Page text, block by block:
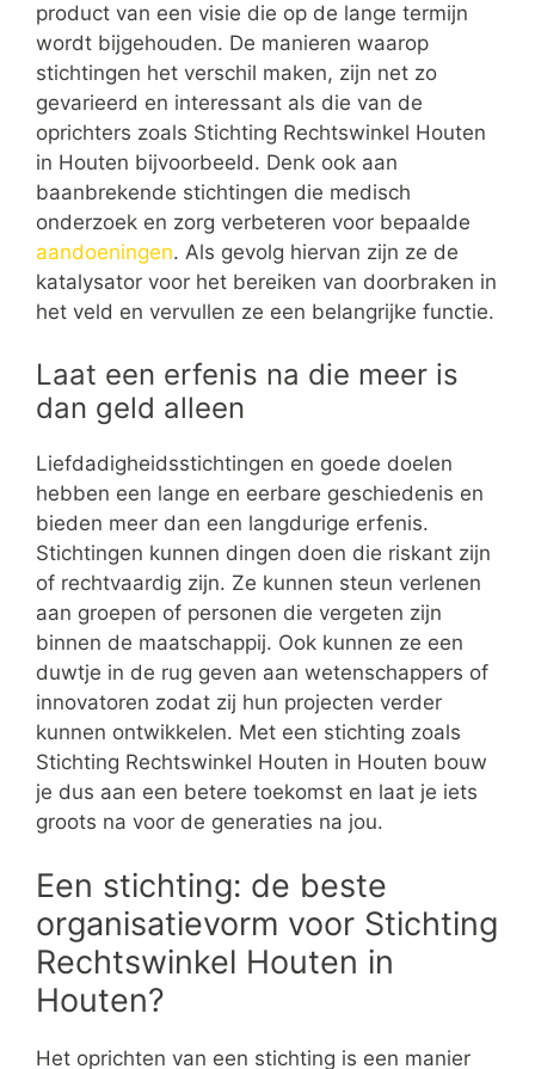
product van een visie die op de lange termijn
wordt bijgehouden. De manieren waarop
stichtingen het verschil maken, zijn net zo
gevarieerd en interessant als die van de
oprichters zoals Stichting Rechtswinkel Houten
in Houten bijvoorbeeld. Denk ook aan
baanbrekende stichtingen die medisch
onderzoek en zorg verbeteren voor bepaalde
aandoeningen. Als gevolg hiervan zijn ze de
katalysator voor het bereiken van doorbraken in
het veld en vervullen ze een belangrijke functie.
Laat een erfenis na die meer is
dan geld alleen
Liefdadigheidsstichtingen en goede doelen
hebben een lange en eerbare geschiedenis en
bieden meer dan een langdurige erfenis.
Stichtingen kunnen dingen doen die riskant zijn
of rechtvaardig zijn. Ze kunnen steun verlenen
aan groepen of personen die vergeten zijn
binnen de maatschappij. Ook kunnen ze een
duwtje in de rug geven aan wetenschappers of
innovatoren zodat zij hun projecten verder
kunnen ontwikkelen. Met een stichting zoals
Stichting Rechtswinkel Houten in Houten bouw
je dus aan een betere toekomst en laat je iets
groots na voor de generaties na jou.
Een stichting: de beste
organisatievorm voor Stichting
Rechtswinkel Houten in
Houten?
Het oprichten van een stichting is een manier